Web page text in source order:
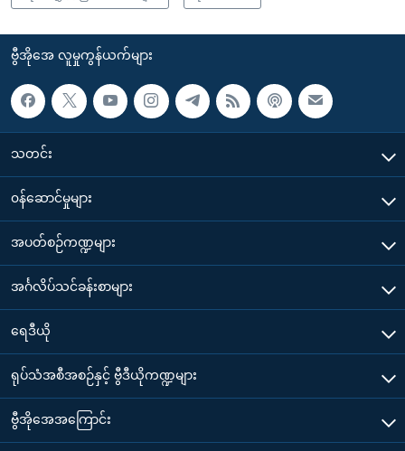
ဗွီအိုအေ လူမှုကွန်ယက်များ
သတင်း
၀န်ဆောင်မှုများ
အပတ်စဉ်ကဏ္ဍများ
အင်္ဂလိပ်သင်ခန်းစာများ
ရေဒီယို
ရုပ်သံအစီအစဉ်နှင့် ဗွီဒီယိုကဏ္ဍများ
ဗွီအိုအေအကြောင်း